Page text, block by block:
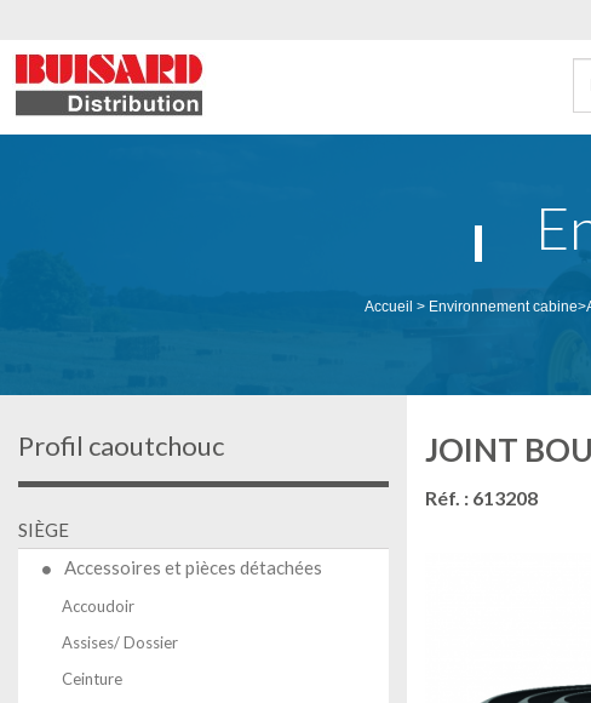
Accueil > Environnement cabine>
Profil caoutchouc
SIÈGE
Accessoires et pièces détachées
Accoudoir
Assises/ Dossier
Ceinture
JOINT
Réf. : 613208